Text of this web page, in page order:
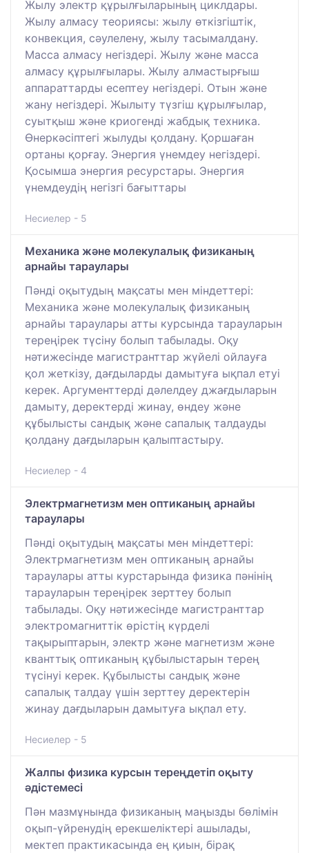
Жылу электр құрылғыларының циклдары.
Жылу алмасу теориясы: жылу өткізгіштік,
конвекция, сәулелену, жылу тасымалдану.
Масса алмасу негіздері. Жылу және масса
алмасу құрылғылары. Жылу алмастырғыш
аппараттарды есептеу негіздері. Отын және
жану негіздері. Жылыту түзгіш құрылғылар,
суытқыш және криогенді жабдық техника.
Өнеркәсіптегі жылуды қолдану. Қоршаған
ортаны қорғау. Энергия үнемдеу негіздері.
Қосымша энергия ресурстары. Энергия
үнемдеудің негізгі бағыттары
Несиелер - 5
Механика және молекулалық физиканың
арнайы тараулары
Пәнді оқытудың мақсаты мен міндеттері:
Механика және молекулалық физиканың
арнайы тараулары атты курсында тарауларын
тереңірек түсіну болып табылады. Оқу
нәтижесінде магистранттар жүйелі ойлауға
қол жеткізу, дағдыларды дамытуға ықпал етуі
керек. Аргументтерді дәлелдеу джағдыларын
дамыту, деректерді жинау, өндеу және
құбылысты сандық және сапалық талдауды
қолдану дағдыларын қалыптастыру.
Несиелер - 4
Электрмагнетизм мен оптиканың арнайы
тараулары
Пәнді оқытудың мақсаты мен міндеттері:
Электрмагнетизм мен оптиканың арнайы
тараулары атты курстарында физика пәнінің
тарауларын тереңірек зерттеу болып
табылады. Оқу нәтижесінде магистранттар
электромагниттік өрістің күрделі
тақырыптарын, электр және магнетизм және
кванттық оптиканың құбылыстарын терең
түсінуі керек. Құбылысты сандық және
сапалық талдау үшін зерттеу деректерін
жинау дағдыларын дамытуға ықпал ету.
Несиелер - 5
Жалпы физика курсын тереңдетіп оқыту
әдістемесі
Пән мазмұнында физиканың маңызды бөлімін
оқып-үйренудің ерекшеліктері ашылады,
мектеп практикасында ең қиын, бірақ